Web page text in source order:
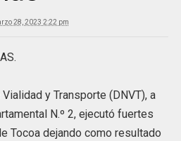
28, 2023 2:22 pm
y Transporte (DNVT), a
N.º 2, ejecutó fuertes
Tocoa dejando como resultado